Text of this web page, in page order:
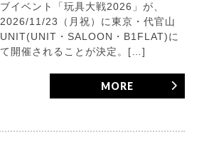
ブイベント「玩具大戦2026」が、
2026/11/23（月祝）に東京・代官山
UNIT(UNIT・SALOON・B1FLAT)に
て開催されることが決定。[…]
MORE